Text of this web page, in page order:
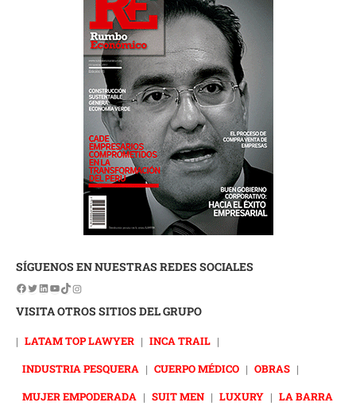
SÍGUENOS EN NUESTRAS REDES SOCIALES
VISITA OTROS SITIOS DEL GRUPO
| LATAM TOP LAWYER | INCA TRAIL |
INDUSTRIA PESQUERA | CUERPO MÉDICO | OBRAS |
MUJER EMPODERADA | SUIT MEN | LUXURY | LA BARRA